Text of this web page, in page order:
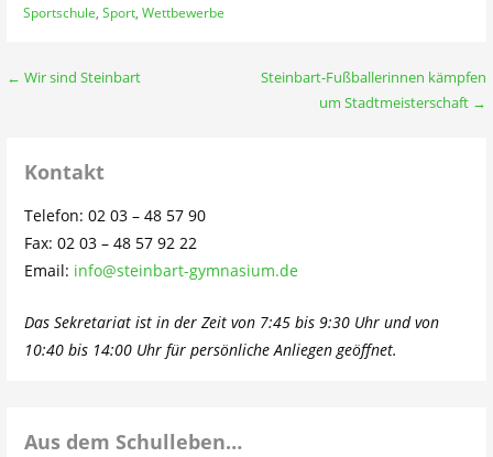
Sportschule, Sport, Wettbewerbe
Beitragsnavigation
← Wir sind Steinbart
Steinbart-Fußballerinnen kämpfen
um Stadtmeisterschaft →
Kontakt
Telefon: 02 03 – 48 57 90
Fax: 02 03 – 48 57 92 22
Email: info@steinbart-gymnasium.de
Das Sekretariat ist in der Zeit von 7:45 bis 9:30 Uhr und von
10:40 bis 14:00 Uhr für persönliche Anliegen geöffnet.
Aus dem Schulleben…